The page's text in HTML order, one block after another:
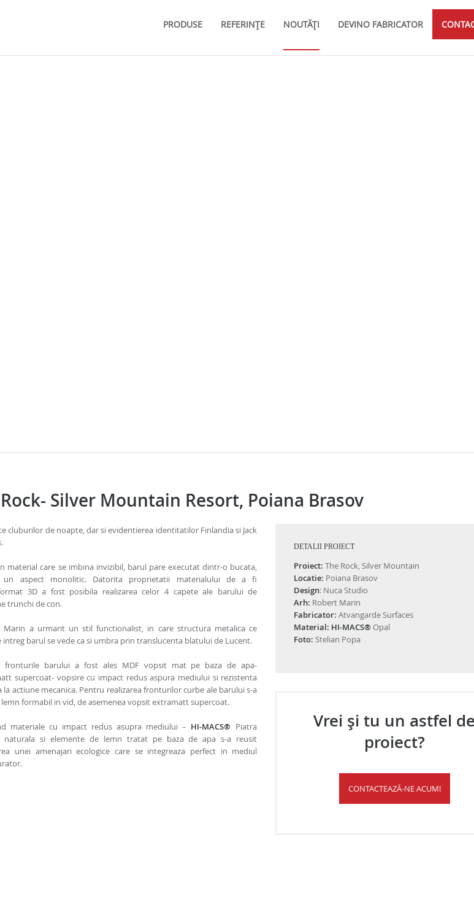
PRODUSE REFERINȚE NOUTĂȚI DEVINO FABRICATOR
Silver Mountain Resort, Poiana Brasov
cluburilor de noapte, dar si evidentierea identitatilor Finlandia si Jack
material care se imbina invizibil, barul pare executat dintr-o bucata,
un aspect monolitic. Datorita proprietatii materialului de a fi
3D a fost posibila realizarea celor 4 capete ale barului de
trunchi de con.
Marin a urmarit un stil functionalist, in care structura metalica ce
intreg barul se vede ca si umbra prin translucenta blatului de Lucent.
fronturile barului a fost ales MDF vopsit mat pe baza de apa-
supercoat- vopsire cu impact redus aspura mediului si rezistenta
la actiune mecanica. Pentru realizarea fronturilor curbe ale barului s-a
formabil in vid, de asemenea vopsit extramatt supercoat.
materiale cu impact redus asupra mediului – HI-MACS® Piatra
naturala si elemente de lemn tratat pe baza de apa s-a reusit
unei amenajari ecologice care se integreaza perfect in mediul
DETALII PROIECT
Proiect: The Rock, Silver Mountain
Locatie: Poiana Brasov
Design: Nuca Studio
Arh: Robert Marin
Fabricator: Atvangarde Surfaces
Material: HI-MACS®Opal
Foto: Stelian Popa
Vrei și tu un astfel
proiect?
CONTACTEAZĂ-NE ACUM!